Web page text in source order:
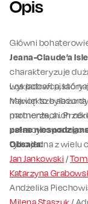
Opis
Główni
Jeana-Claude’a
charakteryzuje
wykładowca,
Marion to była
partnerze, a ich
zafascynowanego
Los potrafi pisać
największe
momentach.
pełne
tylko jedna z wielu
Obsada:
Jan Jankowski /
Katarzyna
Andżelika